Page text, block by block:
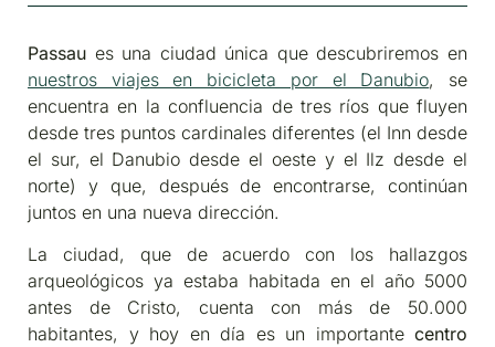
Passau es una ciudad única que descubriremos en
nuestros viajes en bicicleta por el Danubio, se
encuentra en la confluencia de tres ríos que fluyen
desde tres puntos cardinales diferentes (el Inn desde
el sur, el Danubio desde el oeste y el Ilz desde el
norte) y que, después de encontrarse, continúan
juntos en una nueva dirección.
La ciudad, que de acuerdo con los hallazgos
arqueológicos ya estaba habitada en el año 5000
antes de Cristo, cuenta con más de 50.000
habitantes, y hoy en día es un importantecentro